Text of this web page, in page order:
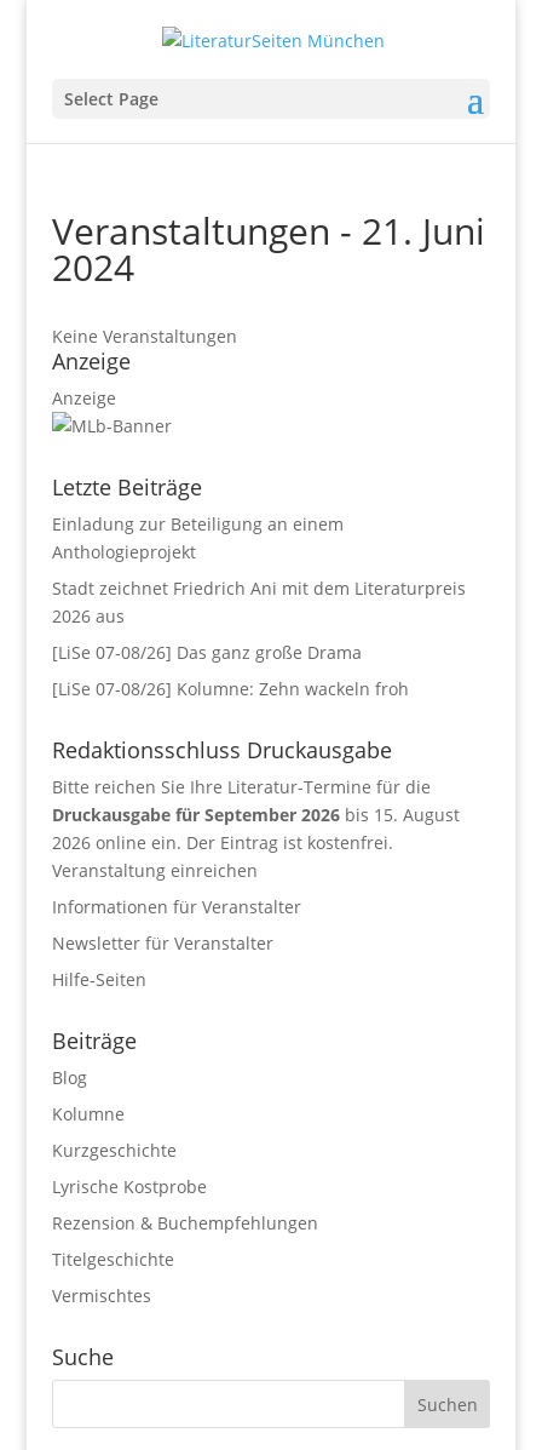
Select Page
Veranstaltungen - 21. Juni
2024
Keine Veranstaltungen
Anzeige
Anzeige
Letzte Beiträge
Einladung zur Beteiligung an einem
Anthologieprojekt
Stadt zeichnet Friedrich Ani mit dem Literaturpreis
2026 aus
[LiSe 07-08/26] Das ganz große Drama
[LiSe 07-08/26] Kolumne: Zehn wackeln froh
Redaktionsschluss Druckausgabe
Bitte reichen Sie Ihre Literatur-Termine für die
Druckausgabe für September 2026bis 15. August
2026 online ein. Der Eintrag ist kostenfrei.
Veranstaltung einreichen
Informationen für Veranstalter
Newsletter für Veranstalter
Hilfe-Seiten
Beiträge
Blog
Kolumne
Kurzgeschichte
Lyrische Kostprobe
Rezension & Buchempfehlungen
Titelgeschichte
Vermischtes
Suche